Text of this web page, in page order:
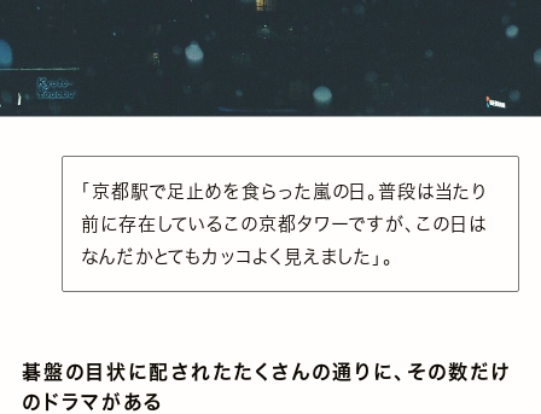
「京都駅で足止めを食らった嵐の日。普段は当たり
前に存在しているこの京都タワーですが、この日は
なんだかとてもカッコよく見えました」。
碁盤の目状に配されたたくさんの通りに、その数だけ
のドラマがある